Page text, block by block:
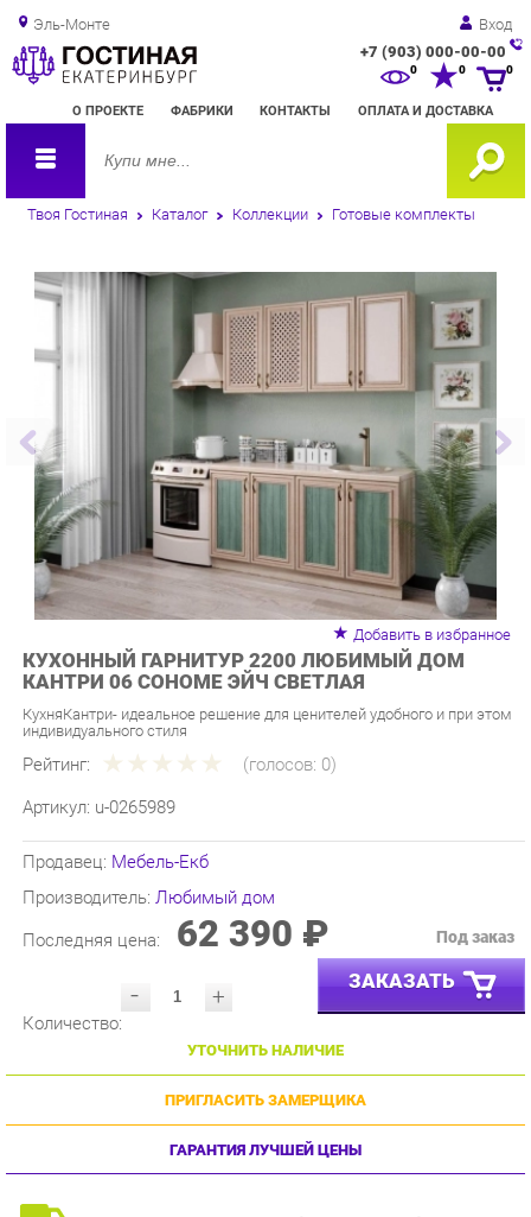
Эль-Монте Вход
+7 (903) 000-00-00
О ПРОЕКТЕ ФАБРИКИ КОНТАКТЫ ОПЛАТА И ДОСТАВКА
0 0
Твоя Гостиная Каталог Коллекции Готовые комплекты
Добавить в избранное
КУХОННЫЙ ГАРНИТУР 2200 ЛЮБИМЫЙ ДОМ
КАНТРИ 06 СОНОМЕ ЭЙЧ СВЕТЛАЯ
КухняКантри- идеальное решение для ценителей удобного и при этом
Рейтинг:
Артикул: u-0265989
Производитель:Любимый дом
Последняя цена: 62 390 ₽
- ЗАКАЗАТЬ
УТОЧНИТЬ НАЛИЧИЕ
ПРИГЛАСИТЬ ЗАМЕРЩИКА
ГАРАНТИЯ ЛУЧШЕЙ ЦЕНЫ
Доставкапог. Екатеринбурги до ТК -бесплатна.